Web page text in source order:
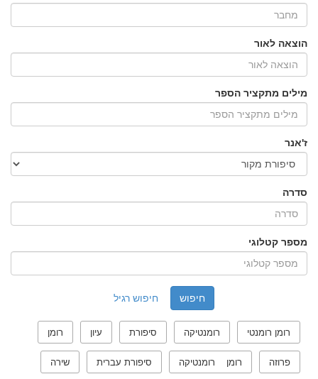
הוצאה לאור
מילים מתקציר הספר
ז'אנר
סדרה
מספר קטלוגי
חיפוש רגיל
רומן רומנטי רומנטיקה סיפורת עיון רומן
פרוזה רומן רומנטיקה סיפורת עברית שירה